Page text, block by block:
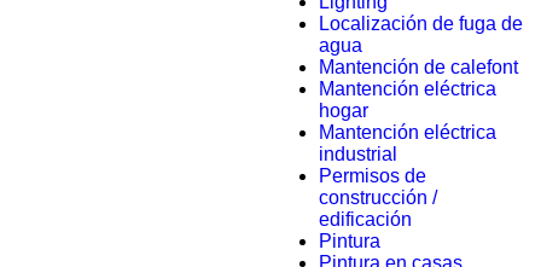
Localización de fuga de
agua
Mantención de calefont
Mantención eléctrica
hogar
Mantención eléctrica
industrial
Permisos de
construcción /
edificación
Pintura
Pintura en casas